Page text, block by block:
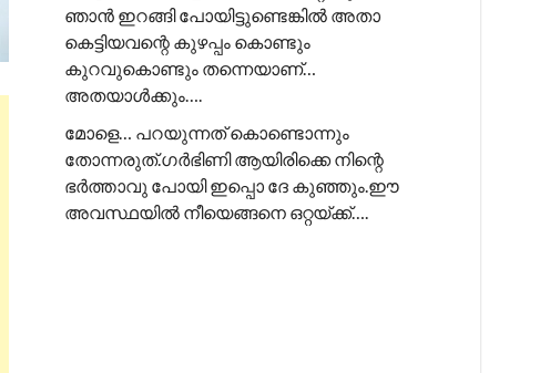
ഞാൻ ഇറങ്ങി പോയിട്ടുണ്ടെങ്കിൽ അതാ
കെട്ടിയവന്റെ കുഴപ്പം കൊണ്ടും
കുറവുകൊണ്ടും തന്നെയാണ്…
അതയാൾക്കും….
മോളെ… പറയുന്നത് കൊണ്ടൊന്നും
തോന്നരുത്.ഗർഭിണി ആയിരിക്കെ നിന്റെ
ഭർത്താവു പോയി ഇപ്പൊ ദേ കുഞ്ഞും.ഈ
അവസ്ഥയിൽ നീയെങ്ങനെ ഒറ്റയ്ക്ക്….